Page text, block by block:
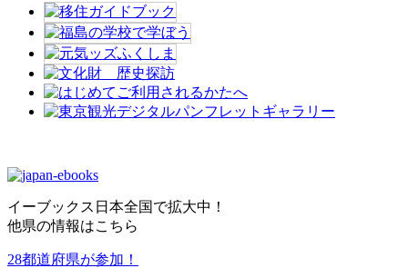
イーブックス日本全国で拡大中！
他県の情報はこちら
28都道府県が参加！